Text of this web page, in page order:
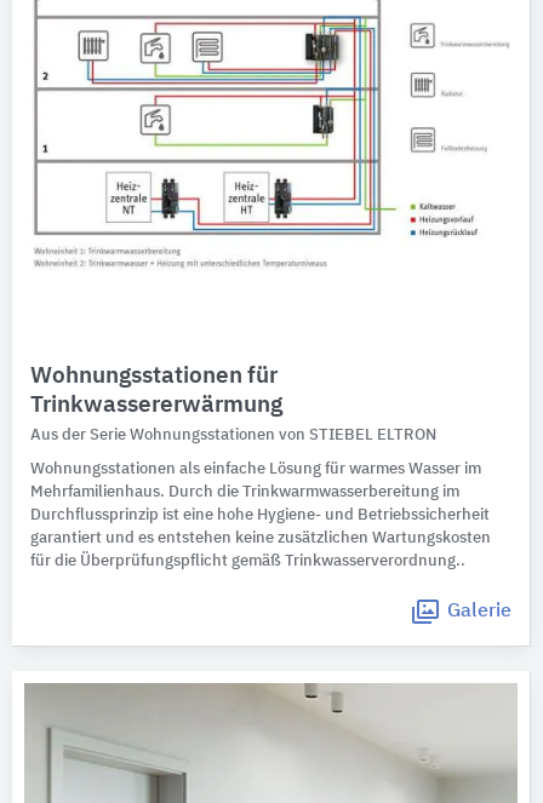
Wohnungsstationen für
Trinkwassererwärmung
Aus der Serie Wohnungsstationen von STIEBEL ELTRON
Wohnungsstationen als einfache Lösung für warmes Wasser im
Mehrfamilienhaus. Durch die Trinkwarmwasserbereitung im
Durchflussprinzip ist eine hohe Hygiene- und Betriebssicherheit
garantiert und es entstehen keine zusätzlichen Wartungskosten
für die Überprüfungspflicht gemäß Trinkwasserverordnung..
Galerie